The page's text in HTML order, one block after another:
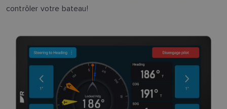
contrôler votre bateau!